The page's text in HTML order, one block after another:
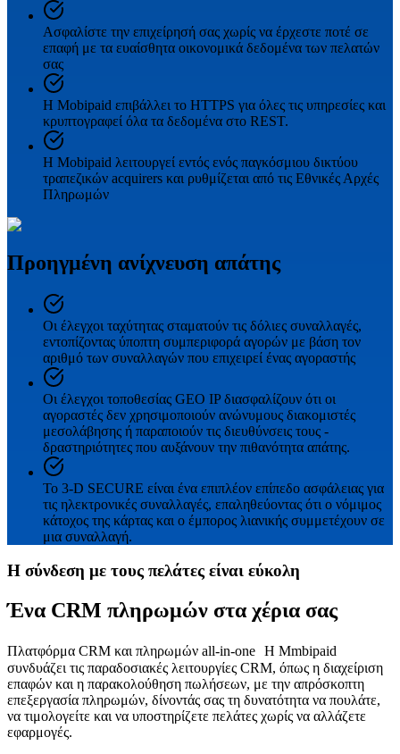
Ασφαλίστε την επιχείρησή σας χωρίς να έρχεστε ποτέ σε
επαφή με τα ευαίσθητα οικονομικά δεδομένα των πελατών
σας
Η Mobipaid επιβάλλει το HTTPS για όλες τις υπηρεσίες και
κρυπτογραφεί όλα τα δεδομένα στο REST.
Η Mobipaid λειτουργεί εντός ενός παγκόσμιου δικτύου
τραπεζικών acquirers και ρυθμίζεται από τις Εθνικές Αρχές
Πληρωμών
Προηγμένη ανίχνευση απάτης
Οι έλεγχοι ταχύτητας σταματούν τις δόλιες συναλλαγές,
εντοπίζοντας ύποπτη συμπεριφορά αγορών με βάση τον
αριθμό των συναλλαγών που επιχειρεί ένας αγοραστής
Οι έλεγχοι τοποθεσίας GEO IP διασφαλίζουν ότι οι
αγοραστές δεν χρησιμοποιούν ανώνυμους διακομιστές
μεσολάβησης ή παραποιούν τις διευθύνσεις τους -
δραστηριότητες που αυξάνουν την πιθανότητα απάτης.
Το 3-D SECURE είναι ένα επιπλέον επίπεδο ασφάλειας για
τις ηλεκτρονικές συναλλαγές, επαληθεύοντας ότι ο νόμιμος
κάτοχος της κάρτας και ο έμπορος λιανικής συμμετέχουν σε
μια συναλλαγή.
Η σύνδεση με τους πελάτες είναι εύκολη
Ένα CRM πληρωμών στα χέρια σας
Πλατφόρμα CRM και πληρωμών all-in-one Η Mmbipaid
συνδυάζει τις παραδοσιακές λειτουργίες CRM, όπως η διαχείριση
επαφών και η παρακολούθηση πωλήσεων, με την απρόσκοπτη
επεξεργασία πληρωμών, δίνοντάς σας τη δυνατότητα να πουλάτε,
να τιμολογείτε και να υποστηρίζετε πελάτες χωρίς να αλλάζετε
εφαρμογές.